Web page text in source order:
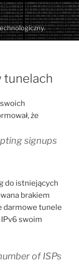
tunelach
że
signups
do istniejących
brakiem
darmowe tunele
swoim
of ISPs